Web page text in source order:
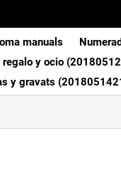
manuals
regalo y ocio
y gravats